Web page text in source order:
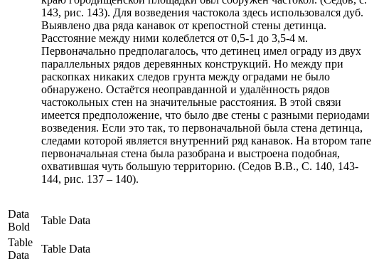
143, рис. 143). Для возведения частокола здесь использовался дуб.
Выявлено два ряда канавок от крепостной стены детинца.
Расстояние между ними колеблется от 0,5-1 до 3,5-4 м.
Первоначально предполагалось, что детинец имел ограду из двух
параллельных рядов деревянных конструкций. Но между при
раскопках никаких следов грунта между оградами не было
обнаружено. Остаётся неоправданной и удалённость рядов
частокольных стен на значительные расстояния. В этой связи
имеется предположение, что было две стены с разными периодами
возведения. Если это так, то первоначальной была стена детинца,
следами которой является внутренний ряд канавок. На втором тапе
первоначальная стена была разобрана и выстроена подобная,
охватившая чуть большую территорию. (Седов В.В., С. 140, 143-
144, рис. 137 – 140).
Data
Bold
Table Data
Table
Data
Table Data